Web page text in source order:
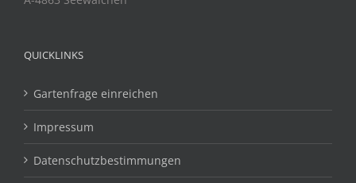
QUICKLINKS
Gartenfrage einreichen
Impressum
Datenschutzbestimmungen